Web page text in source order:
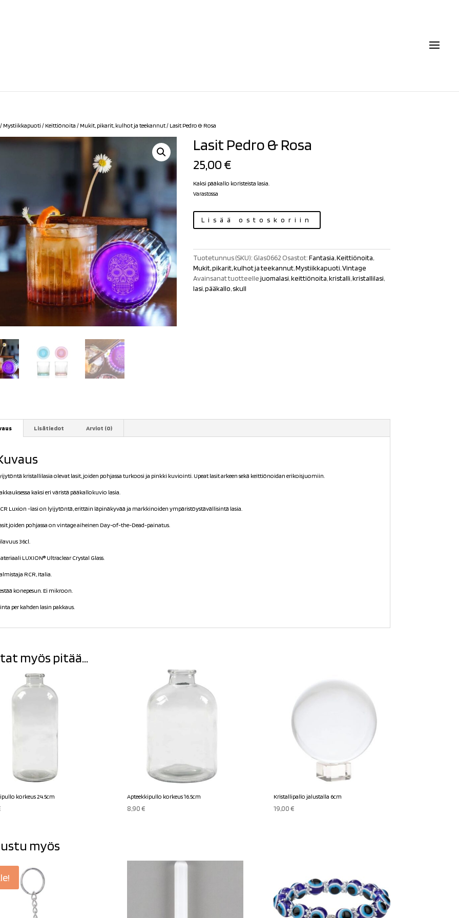
Mystiikkapuoti / Keittiönoita / Mukit, pikarit, kulhot ja teekannut/ Lasit Pedro & Rosa
Lasit Pedro & Rosa
25,00€
Kaksi pääkallo koristeista lasia.
Varastossa
Pedro
määrä
Lisää ostoskoriin
Tuotetunnus (SKU): Glas0662 Osastot:Fantasia,Keittiönoita,
Mukit, pikarit, kulhot ja teekannut,Mystiikkapuoti,Vintage
Avainsanat tuotteellejuomalasi,keittiönoita,kristalli,kristallilasi,
lasi,pääkallo,skull
Lisätiedot Arviot (0)
kristallilasia olevat lasit, joiden pohjassa turkoosi ja pinkki kuviointi. Upeat lasit arkeen sekä keittiönoidan erikoisjuomiin.
kaksi eri väristä pääkallokuvio lasia.
Luxion -lasi on lyijytöntä, erittäin läpinäkyvää ja markkinoiden ympäristöystävällisintä lasia.
joiden pohjassa on vintage aiheinen Day-of-the-Dead-painatus.
36cl.
LUXION® Ultraclear Crystal Glass.
RCR, Italia.
konepesun. Ei mikroon.
per kahden lasin pakkaus.
myös pitää...
korkeus 24.5cm Apteekkipullo korkeus 16.5cm
8,90€
Kristallipallo jalustalla 6cm
19,00€
myös